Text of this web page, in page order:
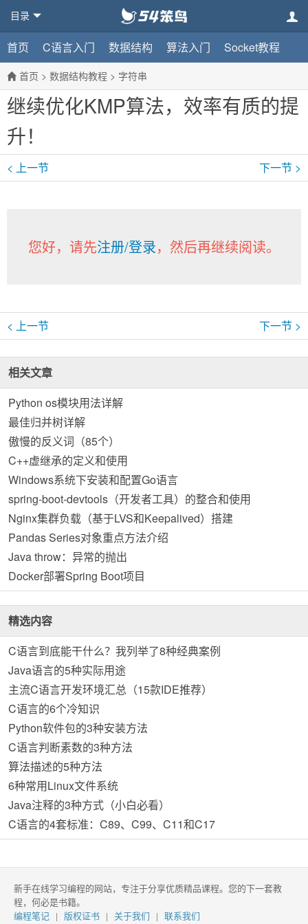
首页 C语言入门 数据结构 算法入门 Socket教程
目录
首页 > 数据结构教程 > 字符串
继续优化KMP算法，效率有质的提
升！
< 上一节 下一节 >
您好，请先注册/登录，然后再继续阅读。
< 上一节 下一节 >
相关文章
Python os模块用法详解
最佳归并树详解
傲慢的反义词（85个）
C++虚继承的定义和使用
Windows系统下安装和配置Go语言
spring-boot-devtools（开发者工具）的整合和使用
Nginx集群负载（基于LVS和Keepalived）搭建
Pandas Series对象重点方法介绍
Java throw：异常的抛出
Docker部署Spring Boot项目
精选内容
C语言到底能干什么？我列举了8种经典案例
Java语言的5种实际用途
主流C语言开发环境汇总（15款IDE推荐）
C语言的6个冷知识
Python软件包的3种安装方法
C语言判断素数的3种方法
算法描述的5种方法
6种常用Linux文件系统
Java注释的3种方式（小白必看）
C语言的4套标准：C89、C99、C11和C17
新手在线学习编程的网站，专注于分享优质精品课程。您的下一套教
程，何必是书籍。
编程笔记 | 版权证书 | 关于我们 | 联系我们